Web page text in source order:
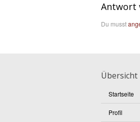
Antwort
Du musst
Übersicht
Startseite
Profil